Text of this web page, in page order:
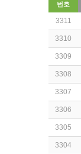
번호
3311
3310
3309
3308
3307
3306
3305
3304